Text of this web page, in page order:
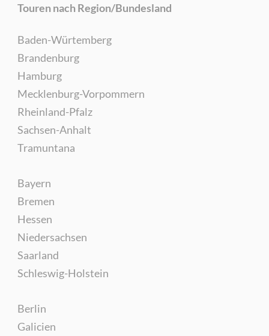
Touren nach Region/Bundesland
Baden-Würtemberg
Brandenburg
Hamburg
Mecklenburg-Vorpommern
Rheinland-Pfalz
Sachsen-Anhalt
Tramuntana
Bayern
Bremen
Hessen
Niedersachsen
Saarland
Schleswig-Holstein
Berlin
Galicien